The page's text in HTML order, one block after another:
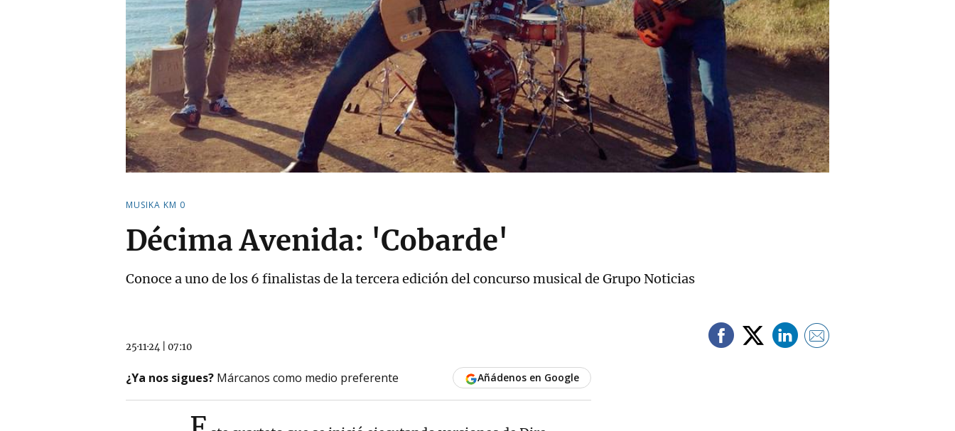
MUSIKA KM 0
Décima Avenida: 'Cobarde'
Conoce a uno de los 6 finalistas de la tercera edición del concurso musical de Grupo Noticias
25·11·24 07:10
¿Ya nos sigues? Márcanos como medio preferente Añádenos en Google